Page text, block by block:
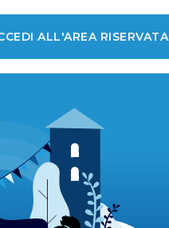
ALL'AREA RISERVATA